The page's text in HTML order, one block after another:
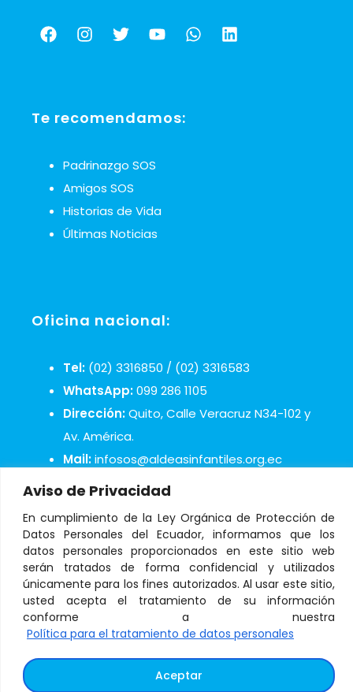
Aviso de Privacidad
En cumplimiento de la Ley Orgánica de Protección de
Datos Personales del Ecuador, informamos que los
datos personales proporcionados en este sitio web
serán tratados de forma confidencial y utilizados
únicamente para los fines autorizados. Al usar este sitio,
usted acepta el tratamiento de su información
conforme a nuestra
Política para el tratamiento de datos personales
Aceptar
Te recomendamos:
Padrinazgo SOS
Amigos SOS
Historias de Vida
Últimas Noticias
Oficina nacional:
Tel: (02) 3316850 / (02) 3316583
WhatsApp:099 286 1105
Dirección:Quito, Calle Veracruz N34-102 y
Av. América.
Mail:infosos@aldeasinfantiles.org.ec
© Copyright 2021 Aldeas Infantiles SOS Ecuador
Tratamiento de datos personales–Términos y
condiciones